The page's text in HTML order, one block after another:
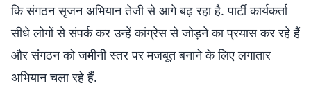
कि संगठन सृजन अभियान तेजी से आगे बढ़ रहा है. पार्टी कार्यकर्ता
सीधे लोगों से संपर्क कर उन्हें कांग्रेस से जोड़ने का प्रयास कर रहे हैं
और संगठन को जमीनी स्तर पर मजबूत बनाने के लिए लगातार
अभियान चला रहे हैं.